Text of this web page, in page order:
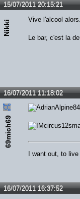
15/07/2011 20:15:21
Nikki Vive l'alcool alors.
Le bar, c'est la
16/07/2011 11:18:02
69mich69
I want out, to
16/07/2011 16:37:52